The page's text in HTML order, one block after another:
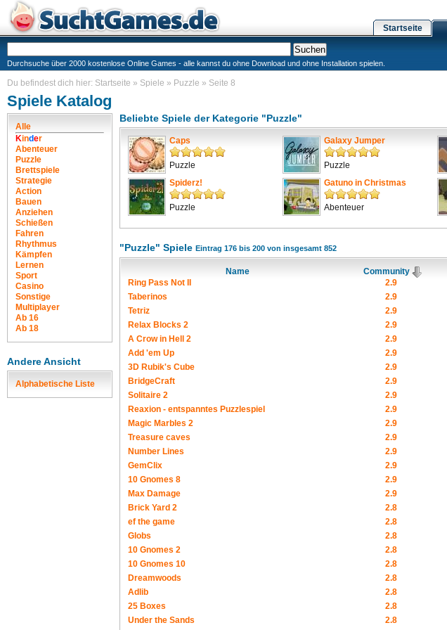
Startseite
Durchsuche über 2000 kostenlose Online Games - alle kannst du ohne Download und ohne Installation spielen.
Du befindest dich hier: Startseite » Spiele » Puzzle » Seite 8
Spiele Katalog
Alle
Kinder
Abenteuer
Puzzle
Brettspiele
Strategie
Action
Bauen
Anziehen
Schießen
Fahren
Rhythmus
Kämpfen
Lernen
Sport
Casino
Sonstige
Multiplayer
Ab 16
Ab 18
Andere Ansicht
Alphabetische Liste
Beliebte Spiele der Kategorie "Puzzle"
Caps
Puzzle
Galaxy Jumper
Puzzle
Spiderz!
Puzzle
Gatuno in Christmas
Abenteuer
"Puzzle" Spiele Eintrag 176 bis 200 von insgesamt 852
Name Community
Ring Pass Not II
2.9
Taberinos
2.9
Tetriz
2.9
Relax Blocks 2
2.9
A Crow in Hell 2
2.9
Add 'em Up
2.9
3D Rubik's Cube
2.9
BridgeCraft
2.9
Solitaire 2
2.9
Reaxion - entspanntes Puzzlespiel
2.9
Magic Marbles 2
2.9
Treasure caves
2.9
Number Lines
2.9
GemClix
2.9
10 Gnomes 8
2.9
Max Damage
2.9
Brick Yard 2
2.8
ef the game
2.8
Globs
2.8
10 Gnomes 2
2.8
10 Gnomes 10
2.8
Dreamwoods
2.8
Adlib
2.8
25 Boxes
2.8
Under the Sands
2.8